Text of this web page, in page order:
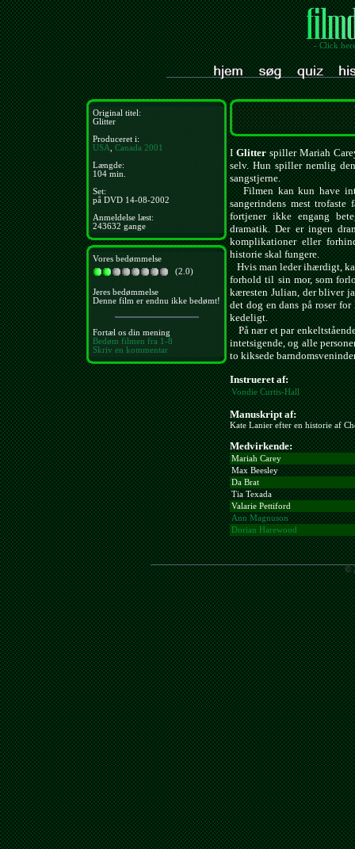
- Click
Original titel:
Glitter
Produceret i:
USA,Canada 2001
Længde:
104 min.
Set:
på DVD 14-08-2002
Anmeldelse læst:
243632 gange
Vores bedømmelse
(2.0)
Jeres bedømmelse
Denne film er endnu ikke bedømt!
Fortæl os din mening
Bedøm filmen fra 1-8
Skriv en kommentar
IGlitterspiller Mariah
selv. Hun spiller nemlig
sangstjerne.
Filmen kan kun have
sangerindens mest
fortjener ikke engang
dramatik. Der er ingen
komplikationer eller
historie skal fungere.
Hvis man leder ihærdigt,
forhold til sin mor, som
kæresten Julian, der bliver
det dog en dans på roser
kedeligt.
På nær et par
intetsigende, og alle
to kiksede
Instrueret af:
Vondie Curtis-Hall
Manuskript af:
Kate Lanier efter en historie af
Medvirkende:
Mariah Carey
Max Beesley
Da Brat
Tia Texada
Valarie Pettiford
Ann Magnuson
Dorian Harewood
©